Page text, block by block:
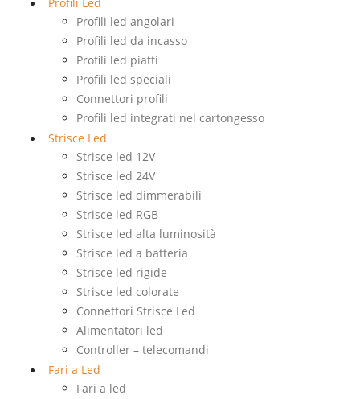
Profili led angolari
Profili led da incasso
Profili led piatti
Profili led speciali
Connettori profili
Profili led integrati nel cartongesso
Strisce Led
Strisce led 12V
Strisce led 24V
Strisce led dimmerabili
Strisce led RGB
Strisce led alta luminosità
Strisce led a batteria
Strisce led rigide
Strisce led colorate
Connettori Strisce Led
Alimentatori led
Controller – telecomandi
Fari a Led
Fari a led